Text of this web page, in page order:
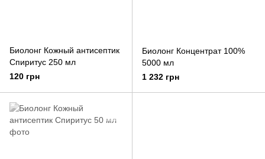
Биолонг Кожный антисептик
Спиритус 250 мл
120 грн
Биолонг Концентрат 100%
5000 мл
1 232 грн